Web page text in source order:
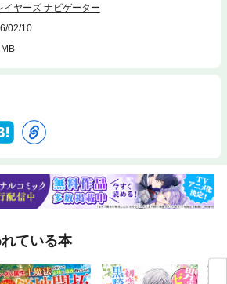
or trademarks of ZeniMax Media Inc. in th
Fallout, Vault Boy and related logos are regi
of Bethesda Softworks LLC in the U.S. a
trademarks or trade names are the propert
イヤーズ ナビゲーター
02/10
ている本